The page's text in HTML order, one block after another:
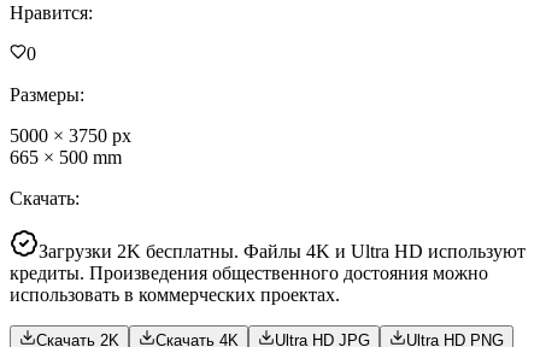
Нравится:
0
Размеры:
5000 × 3750 px
665 × 500 mm
Скачать:
Загрузки 2K бесплатны. Файлы 4K и Ultra HD используют
кредиты. Произведения общественного достояния можно
использовать в коммерческих проектах.
Скачать 2K Скачать 4K Ultra HD JPG Ultra HD PNG